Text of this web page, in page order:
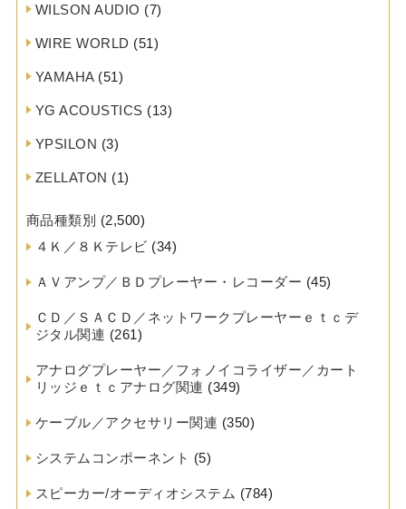
WILSON AUDIO (7)
WIRE WORLD (51)
YAMAHA(51)
YG ACOUSTICS (13)
YPSILON (3)
ZELLATON (1)
商品種類別 (2,500)
４Ｋ／８Ｋテレビ (34)
ＡＶアンプ／ＢＤプレーヤー・レコーダー (45)
ＣＤ／ＳＡＣＤ／ネットワークプレーヤーｅｔｃデ
ジタル関連 (261)
アナログプレーヤー／フォノイコライザー／カート
リッジｅｔｃアナログ関連 (349)
ケーブル／アクセサリー関連 (350)
システムコンポーネント (5)
スピーカー/オーディオシステム (784)